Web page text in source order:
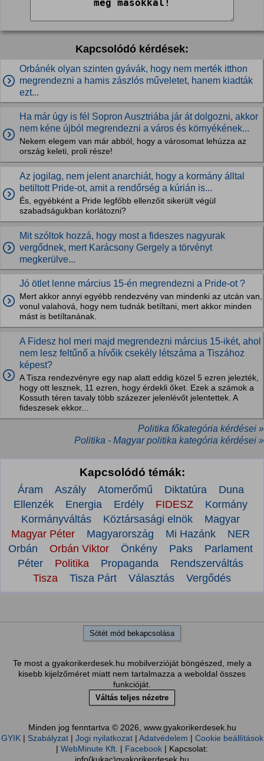
Kapcsolódó kérdések:
Orbánék olyan szinten gyávák, hogy nem merték itthon
megrendezni a hamis zászlós műveletet, hanem kiadták
ezt...
Ha már úgy is fél Sopron Ausztriába jár át dolgozni, akkor
nem kéne újból megrendezni a város és környékének...
Nekem elegem van már abból, hogy a városomat lehúzza az
ország keleti, proli része!
Az jogilag, nem jelent anarchiát, hogy a kormány álltal
betiltott Pride-ot, amit a rendőrség a kúrián is...
És, egyébként a Pride legfőbb ellenzőit sikerült végül
szabadságukban korlátozni?
Mit szóltok hozzá, hogy most a fideszes nagyurak
vergődnek, mert Karácsony Gergely a törvényt
megkerülve...
Jó ötlet lenne március 15-én megrendezni a Pride-ot ?
Mert akkor annyi egyébb rendezvény van mindenki az utcán van,
vonul valahová, hogy nem tudnák betíltani, mert akkor minden
mást is betíltanának.
A Fidesz hol meri majd megrendezni március 15-ikét, ahol
nem lesz feltűnő a hívőik csekély létszáma a Tiszához
képest?
A Tisza rendezvényre egy nap alatt eddig közel 5 ezren jelezték,
hogy ott lesznek, 11 ezren, hogy érdekli őket. Ezek a számok a
Kossuth téren tavaly több százezer jelenlévőt jelentettek. A
fideszesek ekkor...
Politika főkategória kérdései »
Politika - Magyar politika kategória kérdései »
Kapcsolódó témák:
Áram Aszály Atomerőmű Diktatúra
Duna
Ellenzék
Energia Erdély FIDESZ
Kormány
Kormányváltás
Köztársasági elnök
Magyar
Magyar Péter
Magyarország Mi Hazánk
NER
Orbán
Orbán Viktor Önkény Paks
Parlament
Péter
Politika Propaganda
Rendszerváltás
Tisza
Tisza Párt Választás Vergődés
Sötét mód bekapcsolása
Te most a gyakorikerdesek.hu mobilverzióját böngészed, mely a
kisebb kijelzőméret miatt nem tartalmazza a weboldal összes
funkcióját.
Váltás teljes nézetre
Minden jog fenntartva © 2026, www.gyakorikerdesek.hu
GYIK| Szabályzat| Jogi nyilatkozat| Adatvédelem | Cookie beállítások
| WebMinute Kft. | Facebook | Kapcsolat: